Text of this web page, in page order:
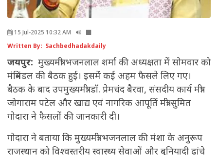
15 Jul-2025 10:32 AM
Written By: Sachbedhadakdaily
जयपुर: मुख्यमंत्री भजनलाल शर्मा की अध्यक्षता में सोमवार को
मंत्रिमंडल की बैठक हुई। इसमें कई अहम फैसले लिए गए।
बैठक के बाद उपमुख्यमंत्री डॉ. प्रेमचंद बैरवा, संसदीय कार्य मंत्री
जोगाराम पटेल और खाद्य एवं नागरिक आपूर्ति मंत्री सुमित
गोदारा ने फैसलों की जानकारी दी।
गोदारा ने बताया कि मुख्यमंत्री भजनलाल की मंशा के अनुरूप
राजस्थान को विश्वस्तरीय स्वास्थ्य सेवाओं और बुनियादी ढांचे